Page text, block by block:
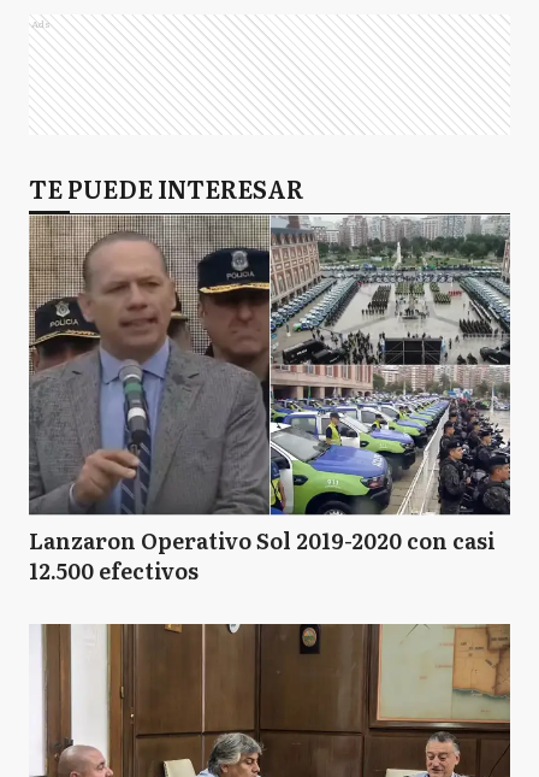
GP General Pueyrredón
LP La Plata
M Magdalena
N Necochea
PI Punta Indio
Q Quilmes
SP San Pedro
Ads
TE PUEDE INTERESAR
Lanzaron Operativo Sol 2019-2020 con casi
12.500 efectivos